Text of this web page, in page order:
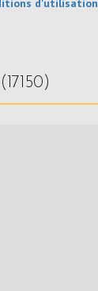
d'utilisation